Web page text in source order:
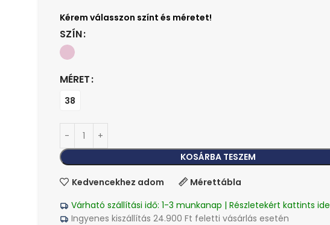
SZÍN
MÉRET
38
KOSÁRBA TESZEM
Kedvencekhez adom
Mérettábla
Várható szállítási idő: 1-3 munkanap | Részletekért kattints ide
Ingyenes kiszállítás 24.900 Ft feletti vásárlás esetén